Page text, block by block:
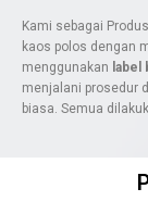
Kami sebagai
kaos polos dengan
menggunakan label
menjalani prosedur
biasa. Semua